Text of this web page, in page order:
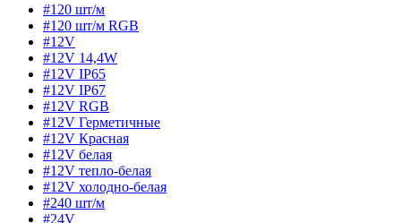
#120 шт/м
#120 шт/м RGB
#12V
#12V 14,4W
#12V IP65
#12V IP67
#12V RGB
#12V Герметичные
#12V Красная
#12V белая
#12V тепло-белая
#12V холодно-белая
#240 шт/м
#24V